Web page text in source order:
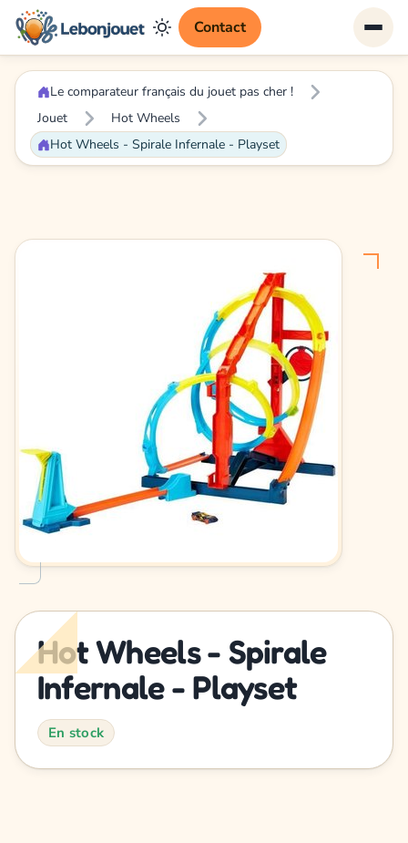
Contact
Le comparateur français du jouet pas cher !
Jouet
Hot Wheels
Hot Wheels - Spirale Infernale - Playset
Hot Wheels - Spirale
Infernale - Playset
En stock